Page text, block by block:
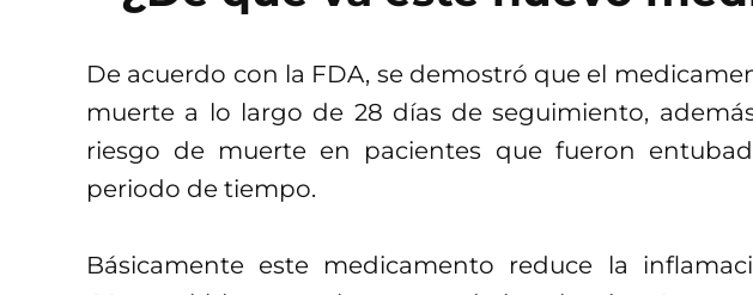
De acuerdo con la FDA, se demostró que el
muerte a lo largo de 28 días de seguimiento,
riesgo de muerte en pacientes que fueron
periodo de tiempo.
Básicamente este medicamento reduce la